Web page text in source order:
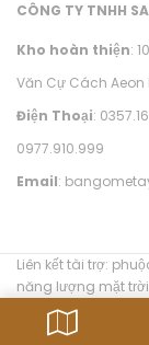
CÔNG TY TNHH
Kho hoàn thiện:
Văn Cự Cách Aeon
Điện Thoại:
0977.910.999
Email:
Liên kết tài trợ:
năng lượng mặt trời